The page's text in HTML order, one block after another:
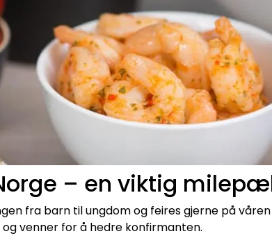
– en viktig
fra barn til ungdom og feires gjerne på
venner for å hedre konfirmanten.